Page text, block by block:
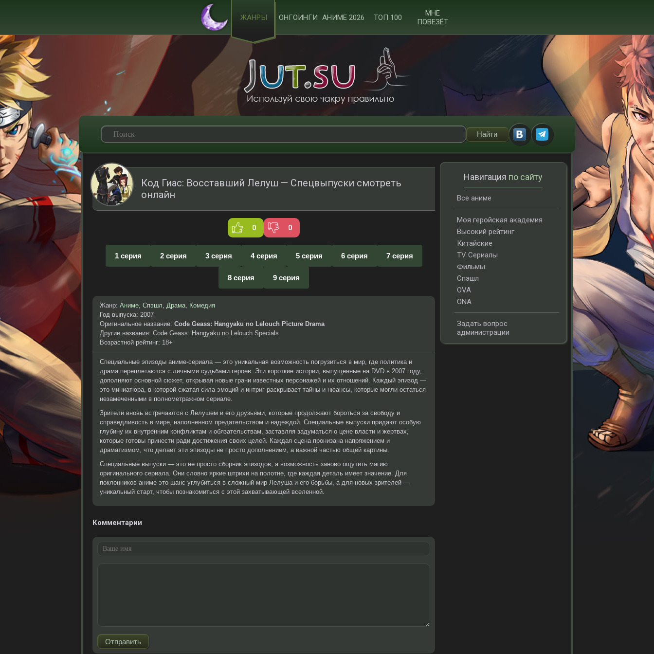
ЖАНРЫ ОНГОИНГИ АНИМЕ 2026 ТОП 100
МНЕ
ПОВЕЗЁТ
Код Гиас: Восставший Лелуш — Спецвыпуски смотреть
онлайн
0 0
1 серия 2 серия 3 серия 4 серия 5 серия 6 серия 7 серия
8 серия 9 серия
Жанр: Аниме, Спэшл, Драма, Комедия
Год выпуска: 2007
Оригинальное название: Code Geass: Hangyaku no Lelouch Picture Drama
Другие названия: Code Geass: Hangyaku no Lelouch Specials
Возрастной рейтинг: 18+
Специальные эпизоды аниме-сериала — это уникальная возможность погрузиться в мир, где политика и
драма переплетаются с личными судьбами героев. Эти короткие истории, выпущенные на DVD в 2007 году,
дополняют основной сюжет, открывая новые грани известных персонажей и их отношений. Каждый эпизод —
это миниатюра, в которой сжатая сила эмоций и интриг раскрывает тайны и нюансы, которые могли остаться
незамеченными в полнометражном сериале.
Зрители вновь встречаются с Лелушем и его друзьями, которые продолжают бороться за свободу и
справедливость в мире, наполненном предательством и надеждой. Специальные выпуски придают особую
глубину их внутренним конфликтам и обязательствам, заставляя задуматься о цене власти и жертвах,
которые готовы принести ради достижения своих целей. Каждая сцена пронизана напряжением и
драматизмом, что делает эти эпизоды не просто дополнением, а важной частью общей картины.
Специальные выпуски — это не просто сборник эпизодов, а возможность заново ощутить магию
оригинального сериала. Они словно яркие штрихи на полотне, где каждая деталь имеет значение. Для
поклонников аниме это шанс углубиться в сложный мир Лелуша и его борьбы, а для новых зрителей —
уникальный старт, чтобы познакомиться с этой захватывающей вселенной.
Комментарии
Навигация по сайту
Все аниме
Моя геройская академия
Высокий рейтинг
Китайские
TV Сериалы
Фильмы
Спэшл
OVA
ONA
Задать вопрос
администрации